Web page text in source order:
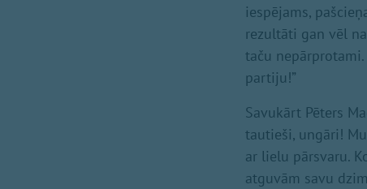
iespējams,
rezultāti gan vēl
taču
partiju!”
Savukārt Pēters
tautieši, ungāri!
ar lielu pārsvaru.
atguvām savu